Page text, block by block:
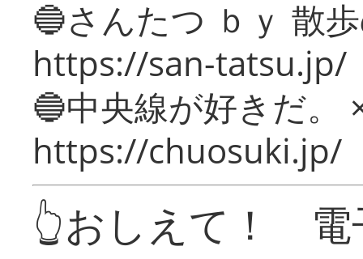
🔵さんたつ ｂｙ 散
https://san-tatsu.jp/
🔵中央線が好きだ。
https://chuosuki.jp/
👆おしえて！ 電